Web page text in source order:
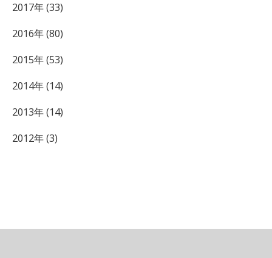
2017年 (33)
2016年 (80)
2015年 (53)
2014年 (14)
2013年 (14)
2012年 (3)